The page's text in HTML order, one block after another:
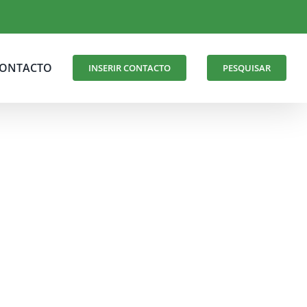
INSERIR CONTACTO PESQUISAR